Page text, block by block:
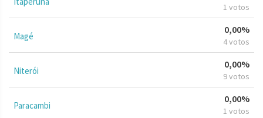
1 votos
Magé
0,00%
4 votos
Niterói
0,00%
9 votos
Paracambi
0,00%
1 votos